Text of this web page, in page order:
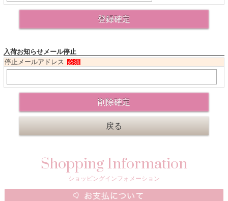
入荷お知らせメール停止
停止メールアドレス
必須
Shopping Information
ショッピングインフォメーション
レビューを見る
ニュースレター購読
マイページログイン
お問い合わせ
0120-221-040
電話受付時間：月～金10:00~16:00 ※祝日除く